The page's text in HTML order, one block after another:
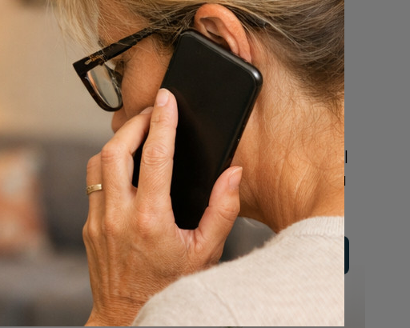
Nu
een uitvaart
regelen
Beschrijf uw wensen
online of bel ons geheel
vrijblijvend voor hulp na
een overlijden.
Vul hier uw wensen in
Of bel ons:
088 - 848 82 27